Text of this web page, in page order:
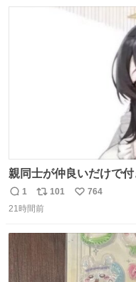
いうパチモンみたいな
数
親同士が仲良いだけで
自分とこの親が外せな
けられて空き部屋が無
る恐る部屋の扉を開け
の反応を答えよ
返
信
1
リ
ポ
101
い
数
764
21時間前